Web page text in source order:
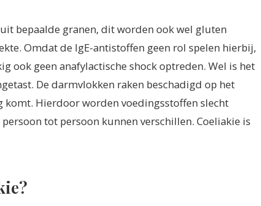
bepaalde granen, dit worden ook wel gluten
Omdat de IgE-antistoffen geen rol spelen hierbij,
ook geen anafylactische shock optreden. Wel is het
De darmvlokken raken beschadigd op het
Hierdoor worden voedingsstoffen slecht
tot persoon kunnen verschillen. Coeliakie is